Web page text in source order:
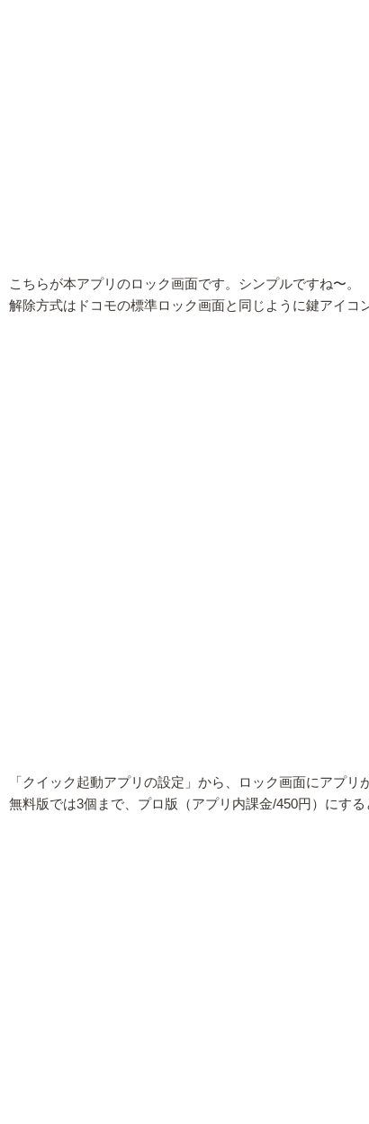
こちらが本アプリのロック画面です。シンプルですね〜。
解除方式はドコモの標準ロック画面と同じように鍵アイコ
「クイック起動アプリの設定」から、ロック画面にアプリ
無料版では3個まで、プロ版（アプリ内課金/450円）にす